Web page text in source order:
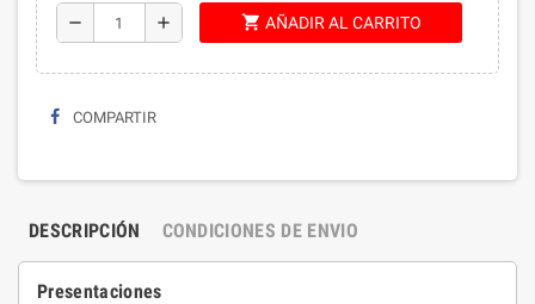
remove add shopping_cart AÑADIR AL CARRITO
COMPARTIR
DESCRIPCIÓN CONDICIONES DE ENVIO
Presentaciones